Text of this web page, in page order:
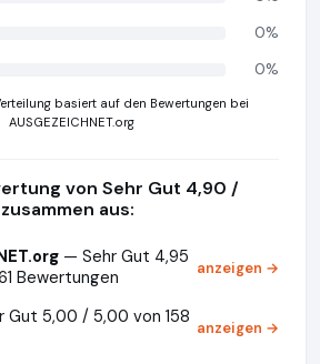
0%
0%
basiert auf den Bewertungen bei
AUSGEZEICHNET.org
von Sehr Gut 4,90 /
aus:
— Sehr Gut 4,95
Bewertungen
anzeigen →
Gut 5,00 / 5,00 von 158 anzeigen →